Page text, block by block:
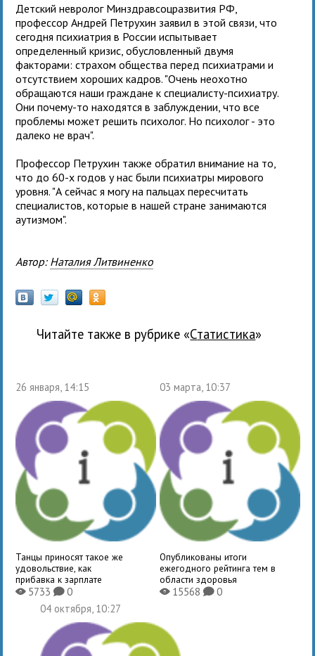
Детский невролог Минздравсоцразвития РФ,
профессор Андрей Петрухин заявил в этой связи, что
сегодня психиатрия в России испытывает
определенный кризис, обусловленный двумя
факторами: страхом общества перед психиатрами и
отсутствием хороших кадров. "Очень неохотно
обращаются наши граждане к специалисту-психиатру.
Они почему-то находятся в заблуждении, что все
проблемы может решить психолог. Но психолог - это
далеко не врач".
Профессор Петрухин также обратил внимание на то,
что до 60-х годов у нас были психиатры мирового
уровня. "А сейчас я могу на пальцах пересчитать
специалистов, которые в нашей стране занимаются
аутизмом".
Автор: Наталия Литвиненко
Читайте также в рубрике « статистика»
26 января, 14:15
Танцы приносят такое же
удовольствие, как
прибавка к зарплате
X5733K0
03 марта, 10:37
Опубликованы итоги
ежегодного рейтинга тем в
области здоровья
X15568 K0
04 октября, 10:27